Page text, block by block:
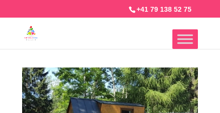
+41 79 138 52 75